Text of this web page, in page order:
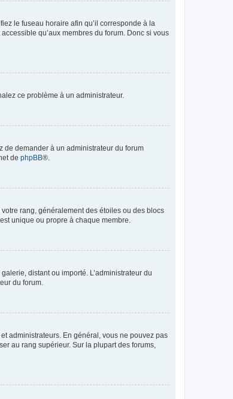
le fuseau horaire afin qu’il corresponde à la
qu’aux membres du forum. Donc si vous
ce problème à un administrateur.
de demander à un administrateur du forum
de phpBB®.
rang, généralement des étoiles ou des blocs
unique ou propre à chaque membre.
distant ou importé. L’administrateur du
du forum.
administrateurs. En général, vous ne pouvez pas
au rang supérieur. Sur la plupart des forums,